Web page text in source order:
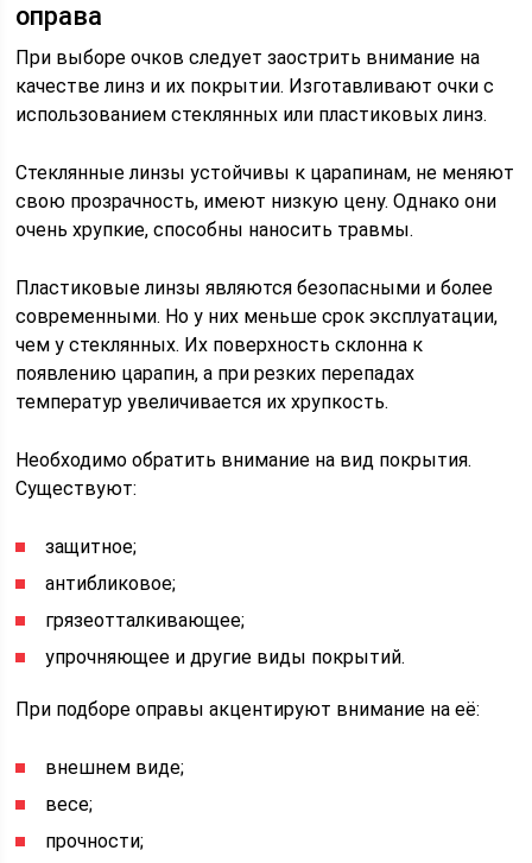
оправа
При выборе очков следует заострить внимание на
качестве линз и их покрытии. Изготавливают очки с
использованием стеклянных или пластиковых линз.
Стеклянные линзы устойчивы к царапинам, не меняют
свою прозрачность, имеют низкую цену. Однако они
очень хрупкие, способны наносить травмы.
Пластиковые линзы являются безопасными и более
современными. Но у них меньше срок эксплуатации,
чем у стеклянных. Их поверхность склонна к
появлению царапин, а при резких перепадах
температур увеличивается их хрупкость.
Необходимо обратить внимание на вид покрытия.
Существуют:
защитное;
антибликовое;
грязеотталкивающее;
упрочняющее и другие виды покрытий.
При подборе оправы акцентируют внимание на её:
внешнем виде;
весе;
прочности;